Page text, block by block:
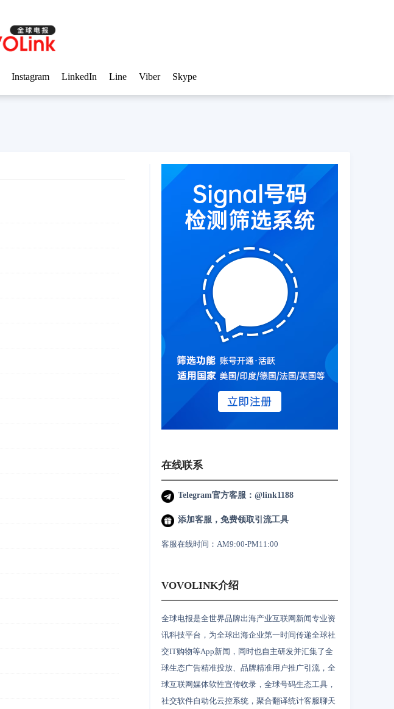
Instagram LinkedIn Line Viber Skype
在线联系
Telegram官方客服：@link1188
添加客服，免费领取引流工具
客服在线时间：AM9:00-PM11:00
VOVOLINK介绍
全球电报是全世界品牌出海产业互联网新闻专业资
讯科技平台，为全球出海企业第一时间传递全球社
交IT购物等App新闻，同时也自主研发并汇集了全
球生态广告精准投放、品牌精准用户推广引流，全
球互联网媒体软性宣传收录，全球号码生态工具，
社交软件自动化云控系统，聚合翻译统计客服聊天